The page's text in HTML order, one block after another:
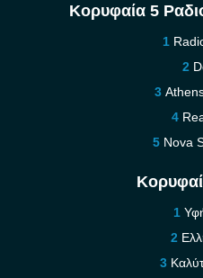
Κορυφαία 5
Nova